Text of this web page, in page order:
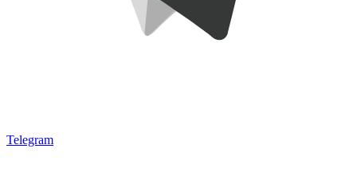
Telegram